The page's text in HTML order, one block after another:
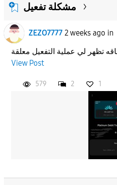
مشكلة تفعيل
ZEZO7777 2 weeks ago in
View Post
579 2 1